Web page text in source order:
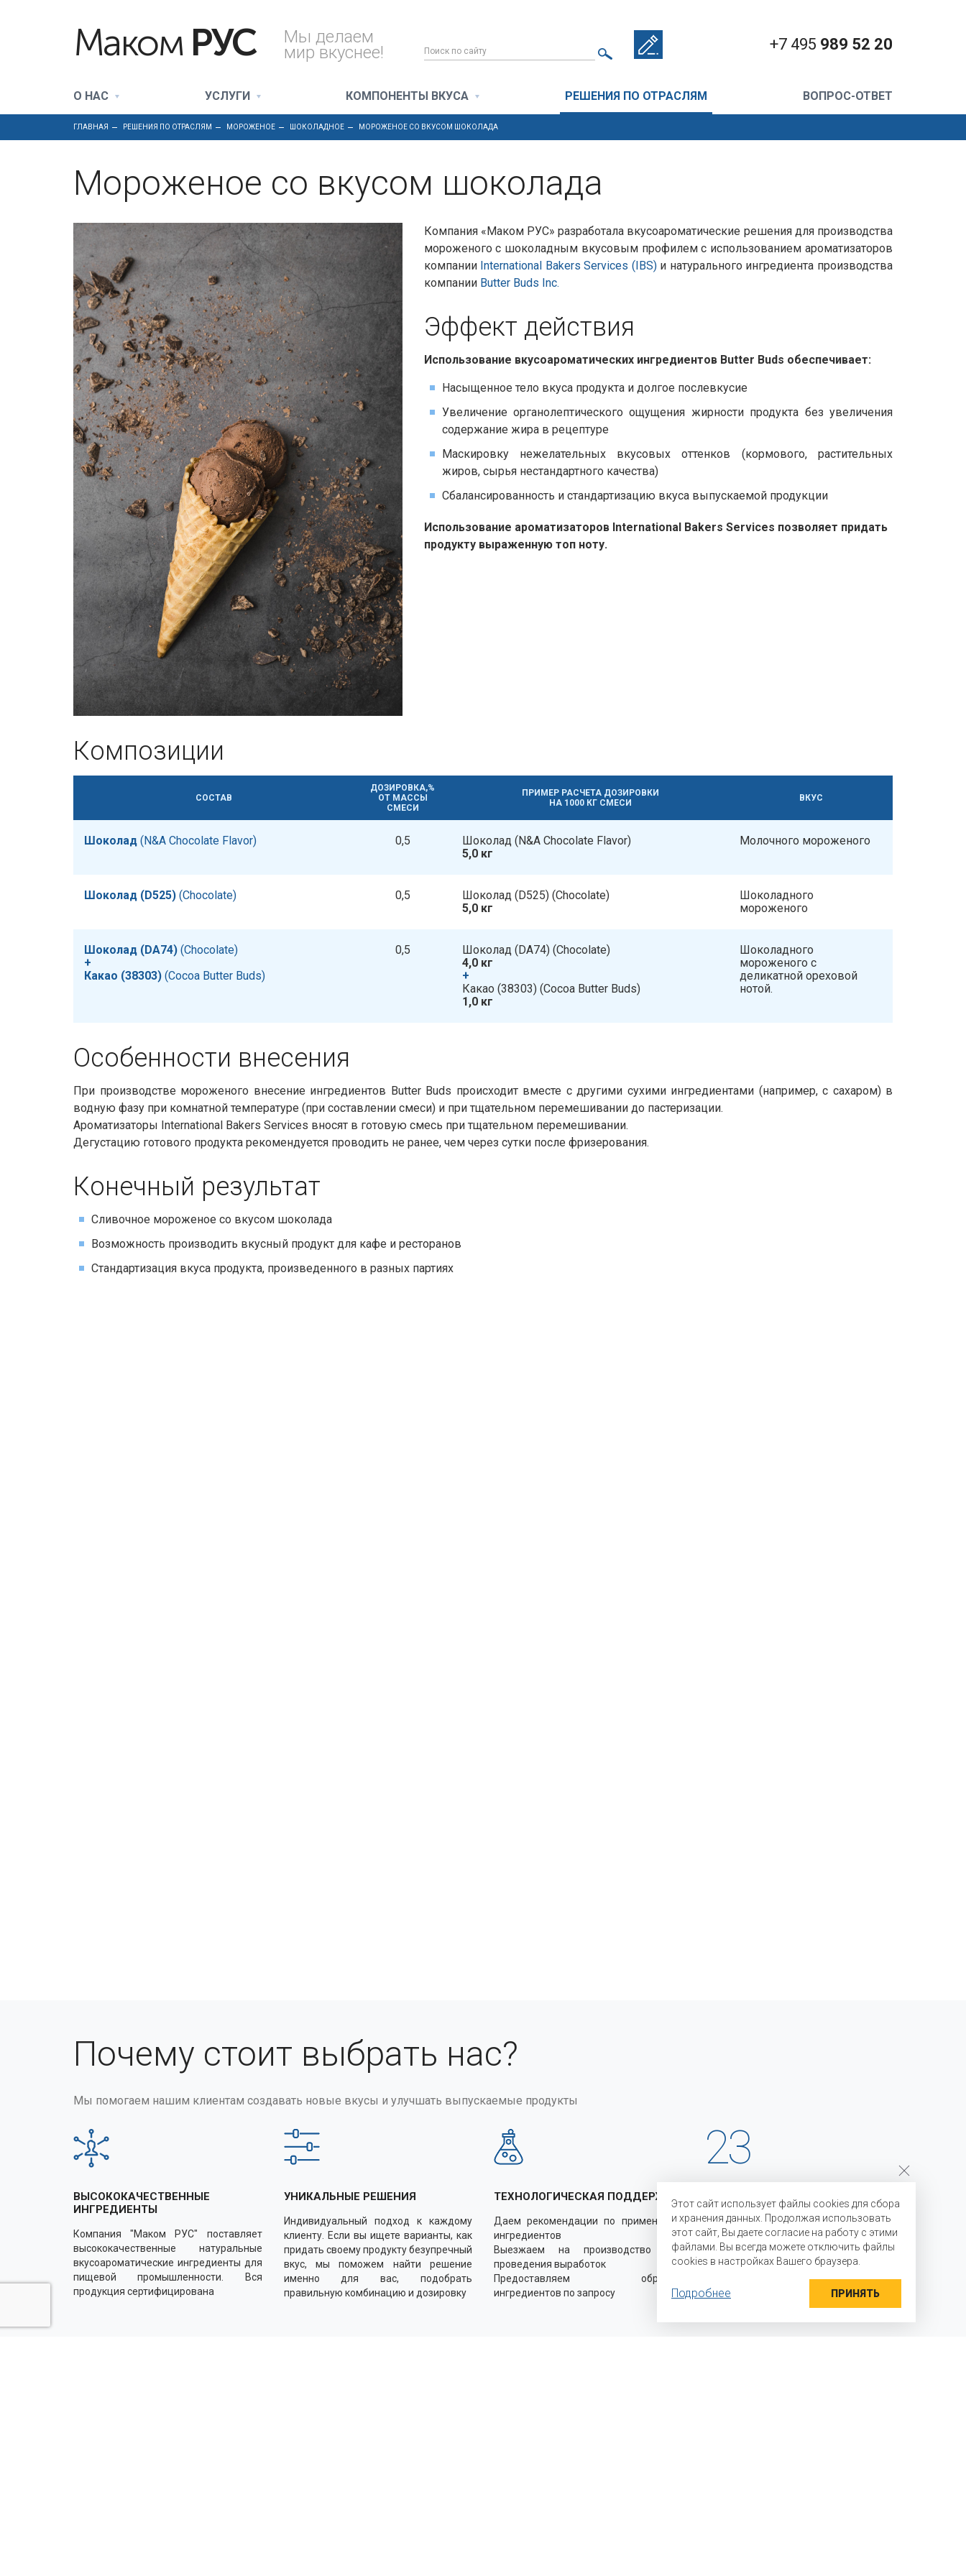
О НАС УСЛУГИ КОМПОНЕНТЫ ВКУСА РЕШЕНИЯ ПО ОТРАСЛЯМ ВОПРОС-ОТВЕТ
Маком РУС Мы делаем
мир вкуснее! +7 495 989 52 20
ГЛАВНАЯ РЕШЕНИЯ ПО ОТРАСЛЯМ МОРОЖЕНОЕ ШОКОЛАДНОЕ МОРОЖЕНОЕ СО ВКУСОМ ШОКОЛАДА
Мороженое со вкусом шоколада
Компания «Маком РУС» разработала вкусоароматические решения для производства
мороженого с шоколадным вкусовым профилем с использованием ароматизаторов
компании International Bakers Services (IBS)и натурального ингредиента производства
компании Butter Buds Inc.
Эффект действия​​
Использование вкусоароматических ингредиентов Butter Buds обеспечивает:
Насыщенное тело вкуса продукта и долгое послевкусие
Увеличение органолептического ощущения жирности продукта без увеличения
содержание жира в рецептуре
Маскировку нежелательных вкусовых оттенков (кормового, растительных
жиров, сырья нестандартного качества)
Сбалансированность и стандартизацию вкуса выпускаемой продукции
Использование ароматизаторов International Bakers Services позволяет придать
продукту выраженную топ ноту.
Композиции
СОСТАВ
ДОЗИРОВКА,%
ОТ МАССЫ
СМЕСИ
ПРИМЕР РАСЧЕТА ДОЗИРОВКИ
НА 1000 КГ СМЕСИ
ВКУС
Шоколад ​​ (N&A Chocolate Flavor) 0,5
Шоколад​​ (N&A Chocolate Flavor)
5,0 кг
Молочного мороженого
Шоколад (D525) ​​ (Chocolate) 0,5
Шоколад (D525)​​ (Chocolate)
5,0 кг
Шоколадного
мороженого
Шоколад (DA74) ​​ (Chocolate)
+
Какао (38303) ​​ (Cocoa Butter Buds)
0,5
Шоколад (DA74)​​ (Chocolate)
4,0 кг
+
​​ Какао (38303)​​ (Cocoa Butter Buds)
1,0 кг
Шоколадного
мороженого с
деликатной ореховой
нотой.
Особенности внесения​​
При производстве мороженого внесение ингредиентов Butter Buds происходит вместе с другими сухими ингредиентами (например, с сахаром) в
водную фазу при комнатной температуре (при составлении смеси) и при тщательном перемешивании до пастеризации.
Ароматизаторы International Bakers Services вносят в готовую смесь при тщательном перемешивании.
Дегустацию готового продукта рекомендуется проводить не ранее, чем через сутки после фризерования.
Конечный результат
Сливочное мороженое cо вкусом шоколада
Возможность производить вкусный продукт для кафе и ресторанов
Стандартизация вкуса продукта, произведенного в разных партиях
Почему стоит выбрать нас?
Мы помогаем нашим клиентам создавать новые вкусы и улучшать выпускаемые продукты
ВЫСОКОКАЧЕСТВЕННЫЕ
ИНГРЕДИЕНТЫ
Компания "Маком РУС" поставляет
высококачественные натуральные
вкусоароматические ингредиенты для
пищевой промышленности. Вся
продукция сертифицирована
УНИКАЛЬНЫЕ РЕШЕНИЯ
Индивидуальный подход к каждому
клиенту. Если вы ищете варианты, как
придать своему продукту безупречный
вкус, мы поможем найти решение
именно для вас, подобрать
правильную комбинацию и дозировку
ТЕХНОЛОГИЧЕСКАЯ ПОДДЕРЖКА
Даем рекомендации по применению
ингредиентов
Выезжаем на производство для
проведения выработок
Предоставляем образцы
ингредиентов по запросу
23
ГОДА НА РЫНКЕ
С 2003 года мы являемся
официальными представителями
производителей на территории
Российской Федерации и стран
Таможенного союза и осуществляем
прямые поставки ингредиентов
Этот сайт использует файлы cookies для сбора
и хранения данных. Продолжая использовать
этот сайт, Вы даете согласие на работу с этими
файлами. Вы всегда можете отключить файлы
cookies в настройках Вашего браузера.
Подробнее ПРИНЯТЬ